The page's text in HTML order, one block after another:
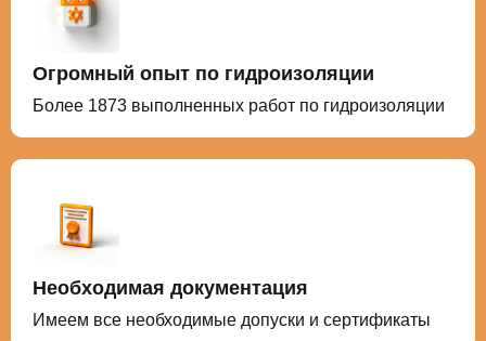
Огромный опыт по гидроизоляции
Более 1873 выполненных работ по гидроизоляции
Необходимая документация
Имеем все необходимые допуски и сертификаты